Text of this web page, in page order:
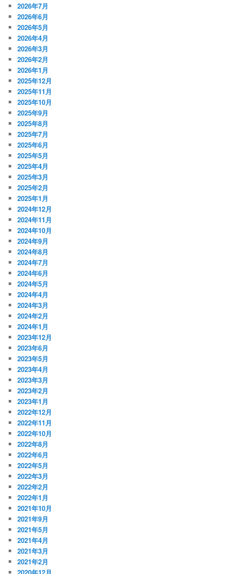
2026年7月
2026年6月
2026年5月
2026年4月
2026年3月
2026年2月
2026年1月
2025年12月
2025年11月
2025年10月
2025年9月
2025年8月
2025年7月
2025年6月
2025年5月
2025年4月
2025年3月
2025年2月
2025年1月
2024年12月
2024年11月
2024年10月
2024年9月
2024年8月
2024年7月
2024年6月
2024年5月
2024年4月
2024年3月
2024年2月
2024年1月
2023年12月
2023年6月
2023年5月
2023年4月
2023年3月
2023年2月
2023年1月
2022年12月
2022年11月
2022年10月
2022年8月
2022年6月
2022年5月
2022年3月
2022年2月
2022年1月
2021年10月
2021年9月
2021年5月
2021年4月
2021年3月
2021年2月
2020年12月